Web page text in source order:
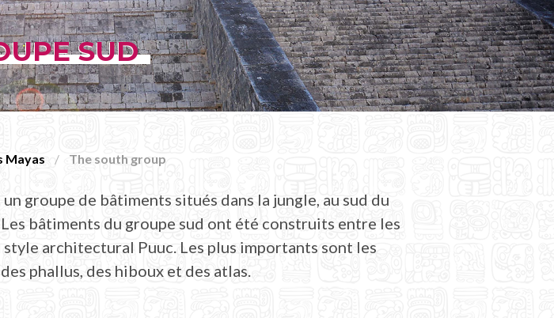
SUD
Mayas The south group
groupe de bâtiments situés dans la jungle, au sud du
bâtiments du groupe sud ont été construits entre les
architectural Puuc. Les plus importants sont les
phallus, des hiboux et des atlas.